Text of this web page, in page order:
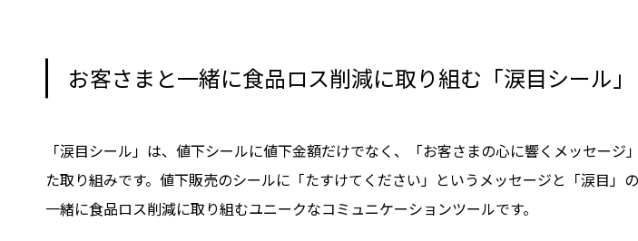
お客さまと一緒に食品ロス削減に取り組む「涙目シール」
「涙目シール」は、値下シールに値下金額だけでなく、「お客さまの心に響くメッセー
た取り組みです。値下販売のシールに「たすけてください」というメッセージと「涙目」
一緒に食品ロス削減に取り組むユニークなコミュニケーションツールです。